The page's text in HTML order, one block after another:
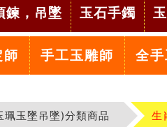
鍊，吊墜 玉石手鐲
師 手工玉雕師 全
珮玉墜吊墜)分類商品 生